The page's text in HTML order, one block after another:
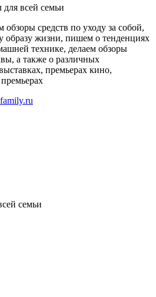
всей семьи
средств по уходу за собой,
образу жизни, пишем о тенденциях
технике, делаем обзоры
а также о различных
премьерах кино,
семьи